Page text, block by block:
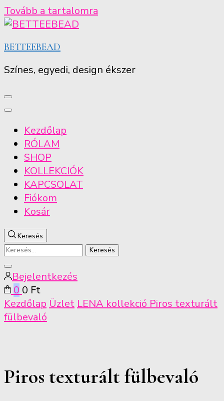
Tovább a tartalomra
BETTEEBEAD
Színes, egyedi, design ékszer
Kezdőlap
RÓLAM
SHOP
KOLLEKCIÓK
KAPCSOLAT
Fiókom
Kosár
Keresés
Keresés:
Keresés
bezárása
Bejelentkezés
0 0 Ft
Kezdőlap Üzlet LENA kollekció Piros texturált
fülbevaló
Piros texturált fülbevaló